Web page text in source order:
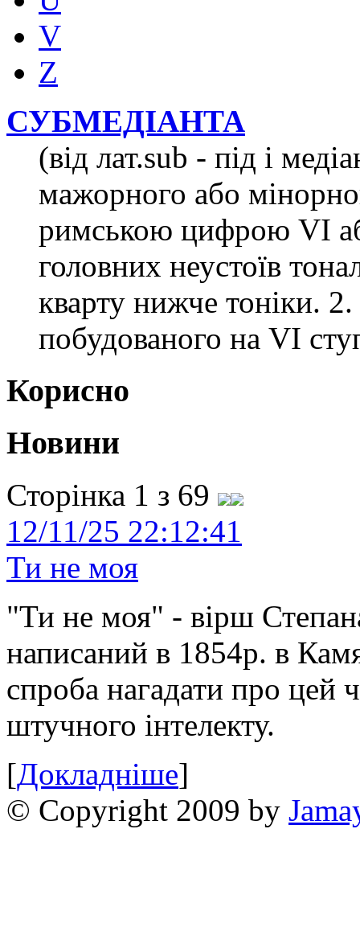
V
Z
СУБМЕДІАНТА
(від лат.sub - під і
мажорного або
римською цифрою VI
головних неустоїв
кварту нижче тоніки.
побудованого на VI
Корисно
Новини
Сторінка 1 з 69
12/11/25 22:12:41
Ти не моя
"Ти не моя" - вірш
написаний в 1854р. в
спроба нагадати про цей
штучного інтелекту.
[Докладніше]
© Copyright 2009 by